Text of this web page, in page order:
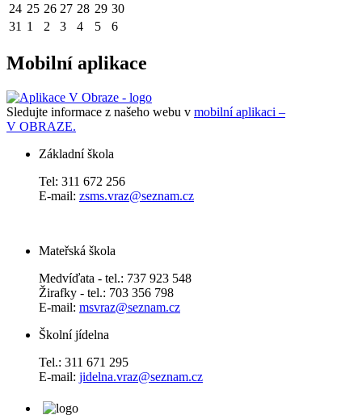
24 25 26 27 28 29 30
31 1 2 3 4 5 6
Mobilní aplikace
Sledujte informace z našeho webu v mobilní aplikaci –
V OBRAZE.
Základní škola
Tel: 311 672 256
E-mail: zsms.vraz@seznam.cz
Mateřská škola
Medvíďata - tel.: 737 923 548
Žirafky - tel.: 703 356 798
E-mail: msvraz@seznam.cz
Školní jídelna
Tel.: 311 671 295
E-mail: jidelna.vraz@seznam.cz